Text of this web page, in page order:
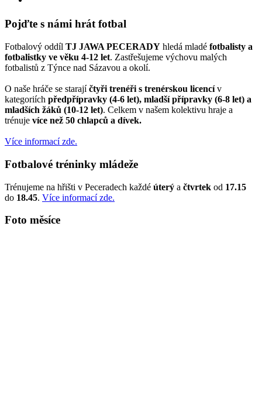
Pojďte s námi hrát fotbal
Fotbalový oddíl TJ JAWA PECERADY hledá mladé fotbalisty a
fotbalistky ve věku 4-12 let. Zastřešujeme výchovu malých
fotbalistů z Týnce nad Sázavou a okolí.
O naše hráče se starajíčtyři trenéři s trenérskou licencív
kategoriích předpřípravky (4-6 let), mladší přípravky (6-8 let) a
mladších žáků (10-12 let). Celkem v našem kolektivu hraje a
trénuje více než 50 chlapců a dívek.
Více informací zde.
Fotbalové tréninky mládeže
Trénujeme na hřišti v Peceradech každé úterý a čtvrtek od 17.15
do 18.45. Více informací zde.
Foto měsíce